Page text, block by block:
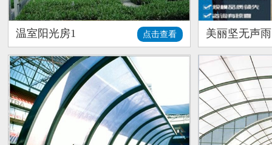
温室阳光房1 点击查看 美丽坚无声